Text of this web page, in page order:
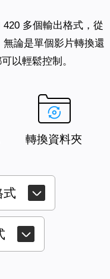
多個輸出格式，從
論是單個影片轉換還
以輕鬆控制。
轉換資料夾
式